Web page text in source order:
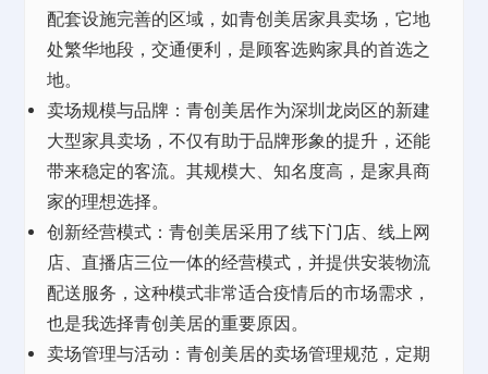
配套设施完善的区域，如青创美居家具卖场，它地
处繁华地段，交通便利，是顾客选购家具的首选之
地。
卖场规模与品牌：青创美居作为深圳龙岗区的新建
大型家具卖场，不仅有助于品牌形象的提升，还能
带来稳定的客流。其规模大、知名度高，是家具商
家的理想选择。
创新经营模式：青创美居采用了线下门店、线上网
店、直播店三位一体的经营模式，并提供安装物流
配送服务，这种模式非常适合疫情后的市场需求，
也是我选择青创美居的重要原因。
卖场管理与活动：青创美居的卖场管理规范，定期